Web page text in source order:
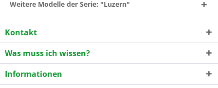
Weitere Modelle der Serie: "Luzern"
Kontakt
Was muss ich wissen?
Informationen